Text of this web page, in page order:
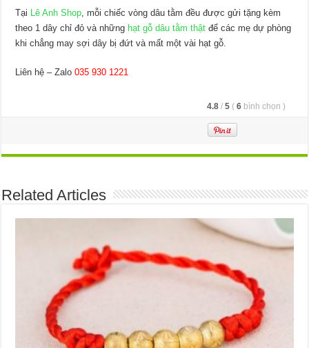
Tại Lê Anh Shop, mỗi chiếc vòng dâu tằm đều được gửi tặng kèm
theo 1 dây chỉ đỏ và những hạt gỗ dâu tằm thật để các mẹ dự phòng
khi chẳng may sợi dây bị đứt và mất một vài hạt gỗ.
Liên hệ – Zalo035 930 1221
4.8 / 5 ( 6 bình chọn )
Related Articles